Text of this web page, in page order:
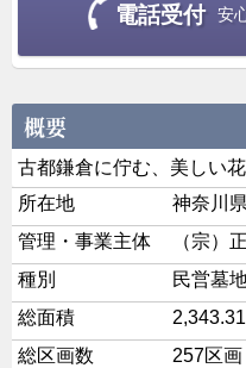
電話受付 安
古都鎌倉に佇む、美しい
所在地
神奈川
管理・事業主体
（宗）
種別
民営墓
総面積
総区画数
257区画